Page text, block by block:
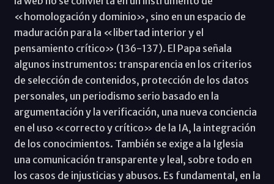
«homologación y dominio», sino en un espacio de
maduración para la «libertad interior y el
pensamiento crítico» (136-137). El Papa señala
algunos instrumentos: transparencia en los criterios
de selección de contenidos, protección de los datos
personales, un periodismo serio basado en la
argumentación y la verificación, una nueva conciencia
en el uso «correcto y crítico» de la IA, la integración
de los conocimientos. También se exige a la Iglesia
una comunicación transparente y leal, sobre todo en
los casos de injusticias y abusos. Es fundamental, en la